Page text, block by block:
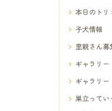
本日のトリ
子犬情報
里親さん募
ギャラリー
ギャラリー
巣立ってい